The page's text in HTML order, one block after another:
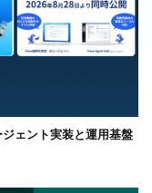
ェント実装と運用基盤